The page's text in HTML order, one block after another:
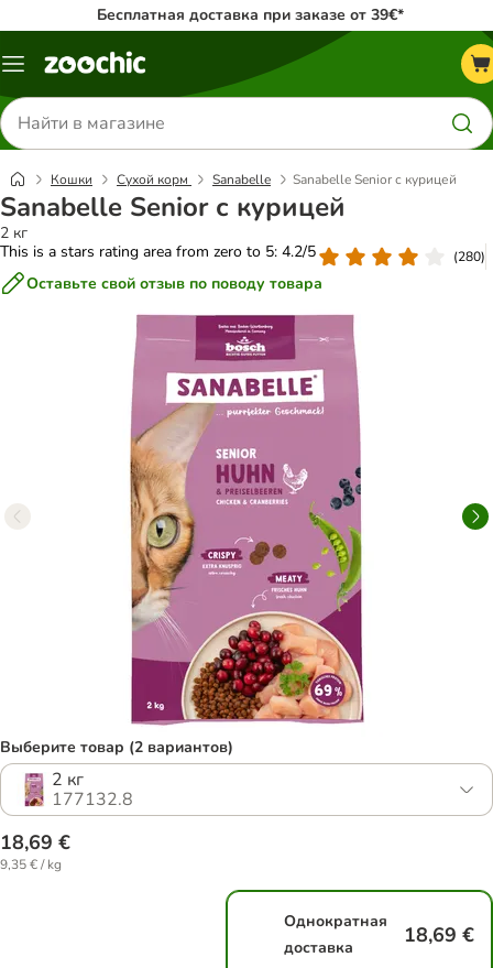
Бесплатная доставка при заказе от 39€*
Каталог
Поиск
товаров
Кошки Сухой корм Sanabelle Sanabelle Senior с курицей
Sanabelle Senior с курицей
2 кг
This is a stars rating area from zero to 5: 4.2/5
(280)
Оставьте свой отзыв по поводу товара
Выберите товар (2 вариантов)
2 кг
177132.8
18,69 €
9,35 € / kg
Однократная
доставка
18,69 €